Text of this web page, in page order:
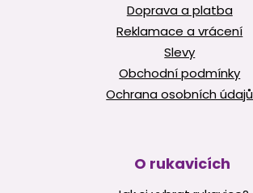
Doprava a platba
Reklamace a vrácení
Slevy
Obchodní podmínky
Ochrana osobních údajů
O rukavicích